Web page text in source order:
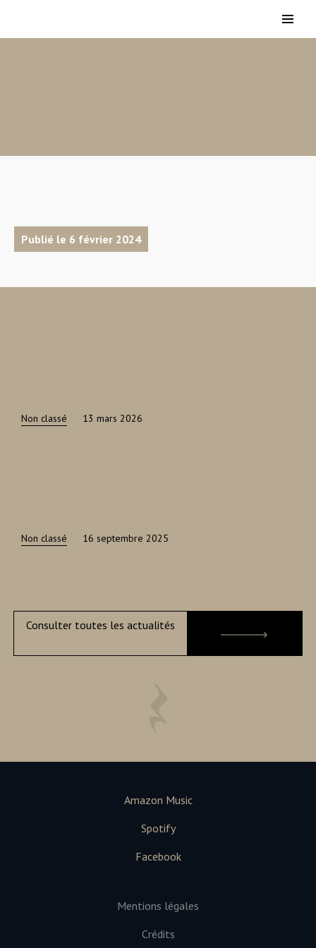
Publié le 6 février 2024
Non classé 13 mars 2026
Non classé 16 septembre 2025
Consulter toutes les actualités
Amazon Music
Spotify
Facebook
Mentions légales
Crédits